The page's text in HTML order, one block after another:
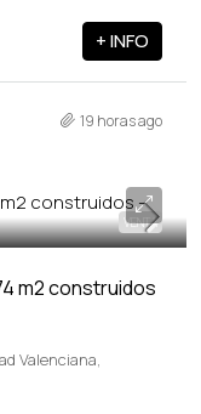
+ INFO
19 horas ago
VENTA
m2 construidos
Valenciana,